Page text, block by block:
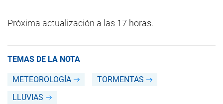
Próxima actualización a las 17 horas.
TEMAS DE LA NOTA
METEOROLOGÍA
TORMENTAS
LLUVIAS